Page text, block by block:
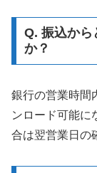
Q. 振込から
か？
銀行の営業時間
ンロード可能に
合は翌営業日の